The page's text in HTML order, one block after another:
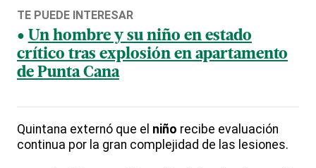
TE PUEDE INTERESAR
Un hombre y su niño en estado
crítico tras explosión en apartamento
de Punta Cana
Quintana externó que el niño recibe evaluación
continua por la gran complejidad de las lesiones.